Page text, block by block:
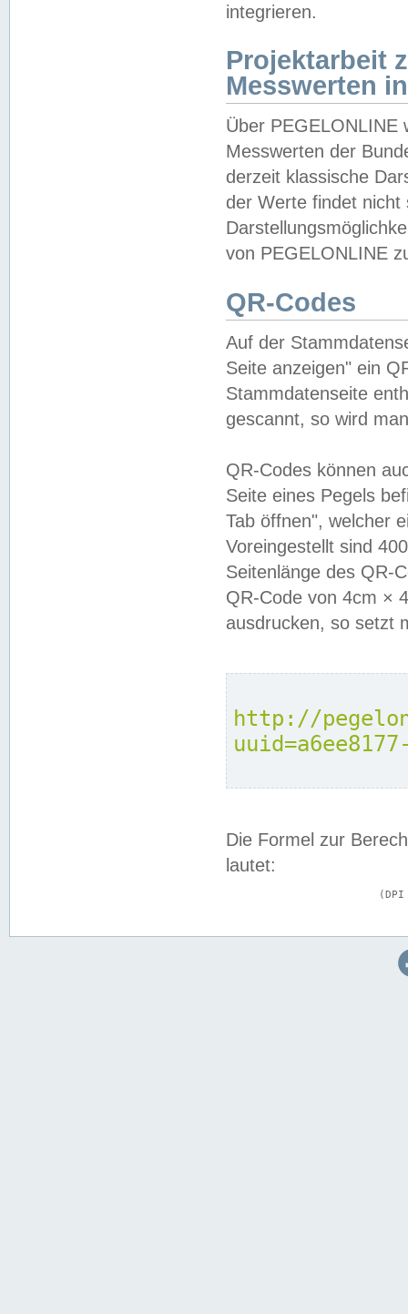
integrieren.
Projektarbeit
Messwerten
Über PEGELONLINE
Messwerten der
derzeit klassische
der Werte findet
von PEGELONLINE
QR-Codes
Auf der
Seite anzeigen" ein
Stammdatenseite
gescannt, so wird
QR-Codes können
Seite eines Pegels
Tab öffnen", welcher
Voreingestellt sind
Seitenlänge des QR-
QR-Code von 4cm ×
ausdrucken, so setzt
http://
Die Formel zur
lautet: